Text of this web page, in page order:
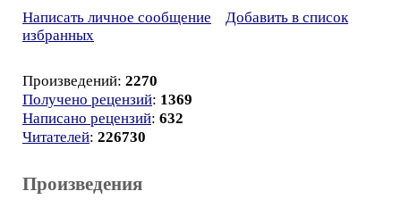
Написать личное сообщение
Добавить в список
избранных
Произведений: 2270
Получено рецензий: 1369
Написано рецензий: 632
Читателей: 226730
Произведения